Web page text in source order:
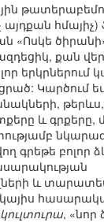
հմայիչ)
«Ոսկե
քան
երկրներում
Կարծում
և գրքերը,
գրեթե բոլոր
և
,